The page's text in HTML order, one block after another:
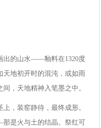
出的山水——釉料在1320度
天地初开时的混沌，或如雨
，天地精神入笔墨之中。
，装窑静待，最终成形。
是火与土的结晶。祭红可